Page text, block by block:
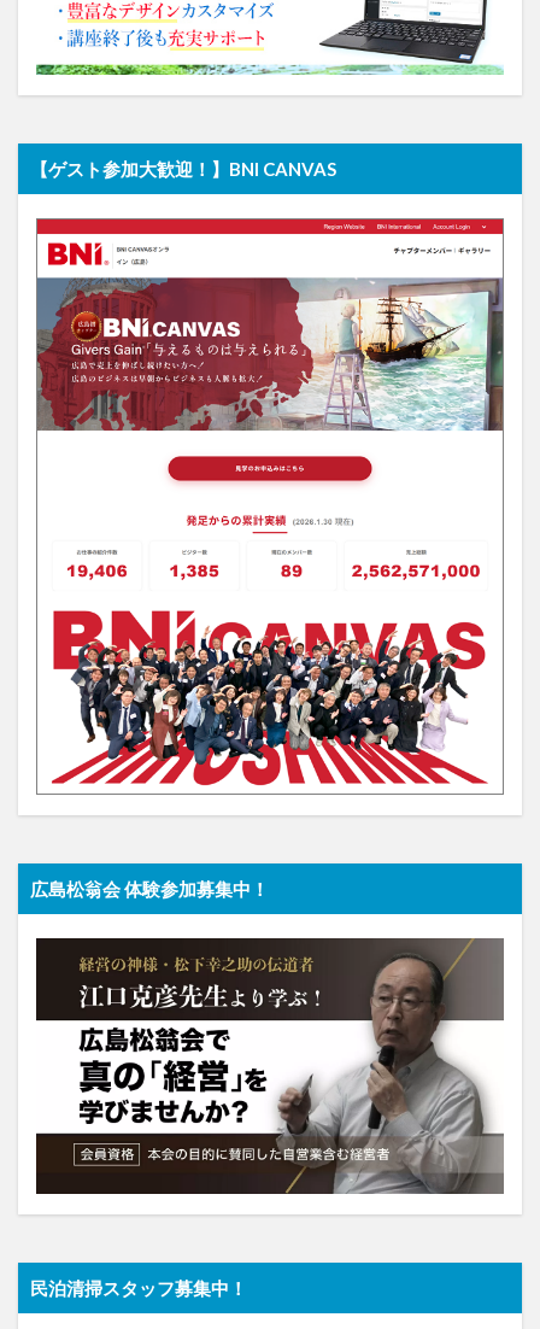
【ゲスト参加大歓迎！】BNI CANVAS
広島松翁会 体験参加募集中！
民泊清掃スタッフ募集中！